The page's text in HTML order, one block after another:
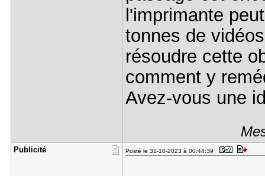
l'imprimante
tonnes de
résoudre cette
comment y
Avez-vous une
Publicité Posté le 31-10-2023 à 00:44:39